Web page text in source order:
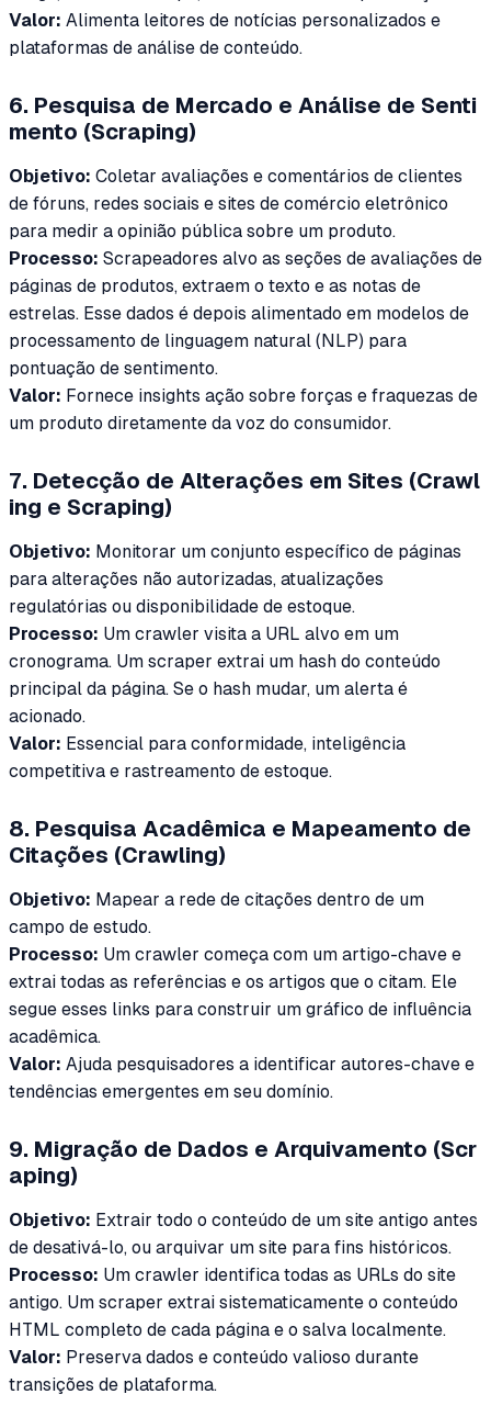
Valor: Alimenta leitores de notícias personalizados e
plataformas de análise de conteúdo.
6. Pesquisa de Mercado e Análise de Senti
mento (Scraping)
Objetivo: Coletar avaliações e comentários de clientes
de fóruns, redes sociais e sites de comércio eletrônico
para medir a opinião pública sobre um produto.
Processo: Scrapeadores alvo as seções de avaliações de
páginas de produtos, extraem o texto e as notas de
estrelas. Esse dados é depois alimentado em modelos de
processamento de linguagem natural (NLP) para
pontuação de sentimento.
Valor: Fornece insights ação sobre forças e fraquezas de
um produto diretamente da voz do consumidor.
7. Detecção de Alterações em Sites (Crawl
ing e Scraping)
Objetivo: Monitorar um conjunto específico de páginas
para alterações não autorizadas, atualizações
regulatórias ou disponibilidade de estoque.
Processo: Um crawler visita a URL alvo em um
cronograma. Um scraper extrai um hash do conteúdo
principal da página. Se o hash mudar, um alerta é
acionado.
Valor: Essencial para conformidade, inteligência
competitiva e rastreamento de estoque.
8. Pesquisa Acadêmica e Mapeamento de
Citações (Crawling)
Objetivo: Mapear a rede de citações dentro de um
campo de estudo.
Processo: Um crawler começa com um artigo-chave e
extrai todas as referências e os artigos que o citam. Ele
segue esses links para construir um gráfico de influência
acadêmica.
Valor: Ajuda pesquisadores a identificar autores-chave e
tendências emergentes em seu domínio.
9. Migração de Dados e Arquivamento (Scr
aping)
Objetivo: Extrair todo o conteúdo de um site antigo antes
de desativá-lo, ou arquivar um site para fins históricos.
Processo: Um crawler identifica todas as URLs do site
antigo. Um scraper extrai sistematicamente o conteúdo
HTML completo de cada página e o salva localmente.
Valor: Preserva dados e conteúdo valioso durante
transições de plataforma.